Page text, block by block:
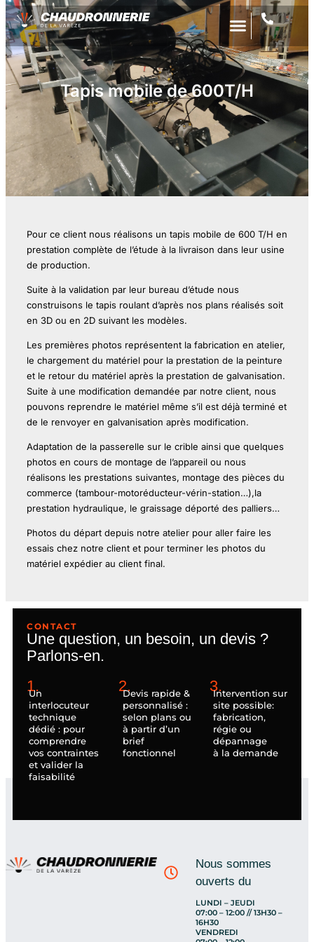
Tapis mobile de 600T/H
Pour ce client nous réalisons un tapis mobile de 600 T/H en
prestation complète de l’étude à la livraison dans leur usine
de production.
Suite à la validation par leur bureau d’étude nous
construisons le tapis roulant d’après nos plans réalisés soit
en 3D ou en 2D suivant les modèles.
Les premières photos représentent la fabrication en atelier,
le chargement du matériel pour la prestation de la peinture
et le retour du matériel après la prestation de galvanisation.
Suite à une modification demandée par notre client, nous
pouvons reprendre le matériel même s’il est déjà terminé et
de le renvoyer en galvanisation après modification.
Adaptation de la passerelle sur le crible ainsi que quelques
photos en cours de montage de l’appareil ou nous
réalisons les prestations suivantes, montage des pièces du
commerce (tambour-motoréducteur-vérin-station…),la
prestation hydraulique, le graissage déporté des palliers…
Photos du départ depuis notre atelier pour aller faire les
essais chez notre client et pour terminer les photos du
matériel expédier au client final.
CONTACT
Une question, un besoin, un devis ?
Parlons-en.
1.
Un
interlocuteur
technique
dédié : pour
comprendre
vos contraintes
et valider la
faisabilité
2.
Devis rapide &
personnalisé :
selon plans ou
à partir d’un
brief
fonctionnel
3.
Intervention sur
site possible:
fabrication,
régie ou
dépannage
à la demande
Nous sommes
ouverts du
LUNDI – JEUDI
07:00 – 12:00 // 13H30 –
16H30
VENDREDI